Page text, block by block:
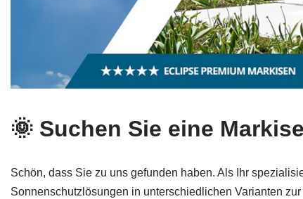
🌞 Suchen Sie eine
Schön, dass Sie zu uns gefunden haben. Als Ihr
Sonnenschutzlösungen in unterschiedlichen Varianten